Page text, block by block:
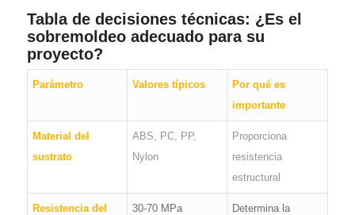
Tabla de decisiones técnicas: ¿Es el
sobremoldeo adecuado para su
proyecto?
Parámetro Valores típicos
Por qué es
importante
Material del
sustrato
ABS, PC, PP,
Nylon
Proporciona
resistencia
estructural
Resistencia del
30-70 MPa
Determina la